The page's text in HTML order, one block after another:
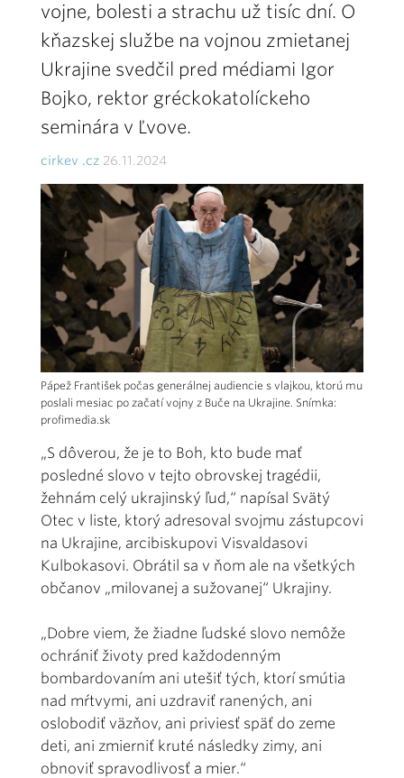
vojne, bolesti a strachu už tisíc dní. O
kňazskej službe na vojnou zmietanej
Ukrajine svedčil pred médiami Igor
Bojko, rektor gréckokatolíckeho
seminára v Ľvove.
cirkev .cz 26.11.2024
Pápež František počas generálnej audiencie s vlajkou, ktorú mu
poslali mesiac po začatí vojny z Buče na Ukrajine. Snímka:
profimedia.sk
„S dôverou, že je to Boh, kto bude mať
posledné slovo v tejto obrovskej tragédii,
žehnám celý ukrajinský ľud,“ napísal Svätý
Otec v liste, ktorý adresoval svojmu zástupcovi
na Ukrajine, arcibiskupovi Visvaldasovi
Kulbokasovi. Obrátil sa v ňom ale na všetkých
občanov „milovanej a sužovanej“ Ukrajiny.
„Dobre viem, že žiadne ľudské slovo nemôže
ochrániť životy pred každodenným
bombardovaním ani utešiť tých, ktorí smútia
nad mŕtvymi, ani uzdraviť ranených, ani
oslobodiť väzňov, ani priviesť späť do zeme
deti, ani zmierniť kruté následky zimy, ani
obnoviť spravodlivosť a mier.“